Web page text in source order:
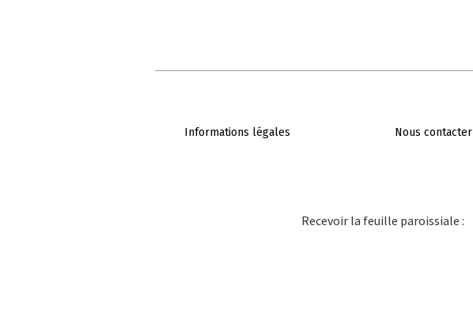
Informations légales Nous contacter
Recevoir la feuille paroissiale :